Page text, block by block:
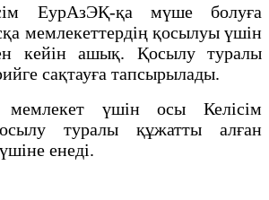
ЕурАзЭҚ-қа мүше болуға
мемлекеттердің қосылуы үшін
кейін ашық. Қосылу туралы
сақтауға тапсырылады.
үшін осы Келісім
туралы құжатты алған
енеді.